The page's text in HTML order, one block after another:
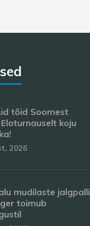
tõid Soomest
koju
2026
mudilaste jalgpalli
toimub